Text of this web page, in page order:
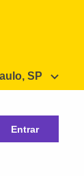
SP
Entrar